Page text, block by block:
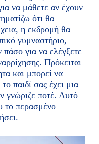
να μάθετε αν έχουν
ότι θα
η εκδρομή θα
γυμναστήριο,
για να ελέγξετε
Πρόκειται
και μπορεί να
παιδί σας έχει μια
γνώριζε ποτέ. Αυτό
το περασμένο